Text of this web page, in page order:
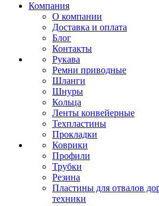
Компания
О компании
Доставка и оплата
Блог
Контакты
Рукава
Ремни приводные
Шланги
Шнуры
Кольца
Ленты конвейерные
Техпластины
Прокладки
Коврики
Профили
Трубки
Резина
Пластины для отвалов
техники